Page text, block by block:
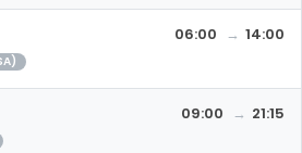
06:00 14:00
09:00 21:15